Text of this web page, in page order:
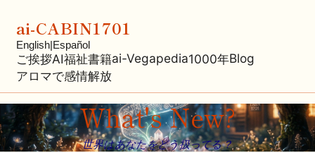
ai-CABIN1701
English|Español
ご挨拶AI福祉書籍ai-Vegapedia1000年Blog
アロマで感情解放
What's New?
世界はあなたをどう扱ってる？